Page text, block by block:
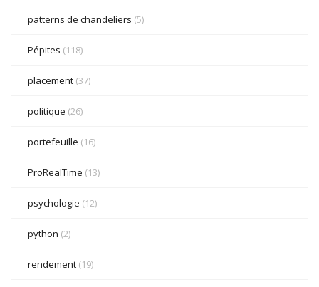
patterns de chandeliers (5)
Pépites (118)
placement (37)
politique (26)
portefeuille (16)
ProRealTime (13)
psychologie (12)
python (2)
rendement (19)